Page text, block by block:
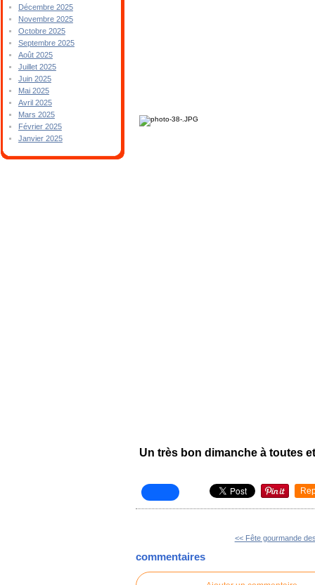
Décembre 2025
Novembre 2025
Octobre 2025
Septembre 2025
Août 2025
Juillet 2025
Juin 2025
Mai 2025
Avril 2025
Mars 2025
Février 2025
Janvier 2025
Un très bon dimanche à toutes
<< Fête gourmande
commentaires